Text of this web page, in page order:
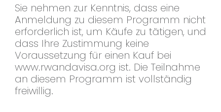
Sie nehmen zur Kenntnis, dass eine
Anmeldung zu diesem Programm nicht
erforderlich ist, um Käufe zu tätigen, und
dass Ihre Zustimmung keine
Voraussetzung für einen Kauf bei
www.rwandavisa.org ist. Die Teilnahme
an diesem Programm ist vollständig
freiwillig.